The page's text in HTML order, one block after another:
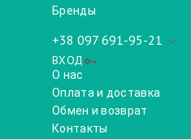
Бренды
+38 097 691-95-21
ВХОД
О нас
Оплата и доставка
Обмен и возврат
Контакты